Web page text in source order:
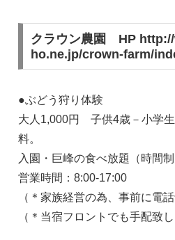
クラウン農園 HP
ho.ne.jp/crown-farm/
●ぶどう狩り体験
大人1,000円 子供4歳－小学
料。
入園・巨峰の食べ放題（時間制
営業時間：8:00-17:00
（＊家族経営の為、事前に電
（＊当宿フロントでも手配致し